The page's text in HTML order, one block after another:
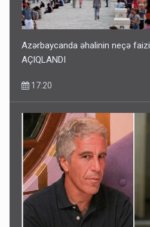
Azərbaycanda əhalinin neçə
AÇIQLANDI
17:20